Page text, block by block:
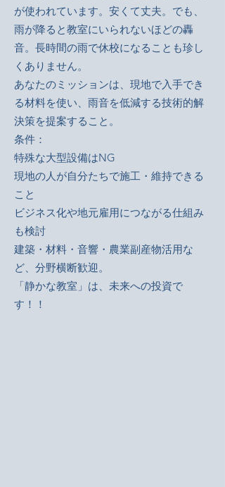
が使われています。安くて丈夫。でも、
雨が降ると教室にいられないほどの轟
音。長時間の雨で休校になることも珍し
くありません。
あなたのミッションは、現地で入手でき
る材料を使い、雨音を低減する技術的解
決策を提案すること。
条件：
特殊な大型設備はNG
現地の人が自分たちで施工・維持できる
こと
ビジネス化や地元雇用につながる仕組み
も検討
建築・材料・音響・農業副産物活用な
ど、分野横断歓迎。
「静かな教室」は、未来への投資で
す！！